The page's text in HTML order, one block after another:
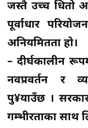
जस्तै उच्च धितो
पूर्वाधार
अनियमितता हो।
– दीर्घकालीन
नवप्रवर्तन र
पु¥याउँछ ।
गम्भीरताका साथ